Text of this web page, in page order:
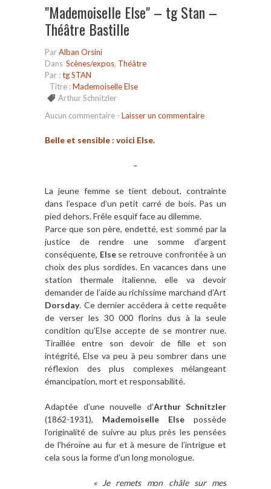
"Mademoiselle Else" – tg Stan –
Théâtre Bastille
ParAlban Orsini
Dans Scènes/expos, Théâtre
Par :tg STAN
Titre :Mademoiselle Else
Arthur Schnitzler
Aucun commentaire - Laisser un commentaire
Belle et sensible : voici Else.
–
La jeune femme se tient debout, contrainte
dans l’espace d’un petit carré de bois. Pas un
pied dehors. Frêle esquif face au dilemme.
Parce que son père, endetté, est sommé par la
justice de rendre une somme d’argent
conséquente, Elsese retrouve confrontée à un
choix des plus sordides. En vacances dans une
station thermale italienne, elle va devoir
demander de l’aide au richissime marchand d’Art
Dorsday. Ce dernier accédera à cette requête
de verser les 30 000 florins dus à la seule
condition qu’Else accepte de se montrer nue.
Tiraillée entre son devoir de fille et son
intégrité, Else va peu à peu sombrer dans une
réflexion des plus complexes mélangeant
émancipation, mort et responsabilité.
Adaptée d’une nouvelle d’Arthur Schnitzler
(1862-1931), Mademoiselle Else possède
l’originalité de suivre au plus près les pensées
de l’héroïne au fur et à mesure de l’intrigue et
cela sous la forme d’un long monologue.
« Je remets mon châle sur mes